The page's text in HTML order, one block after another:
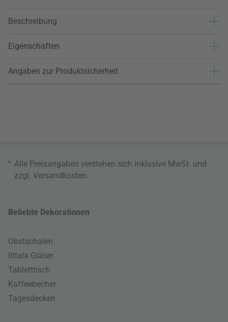
Beschreibung
Eigenschaften
Angaben zur Produktsicherheit
* Alle Preisangaben verstehen sich inklusive MwSt. und
zzgl. Versandkosten
Beliebte Dekorationen
Obstschalen
Iittala Gläser
Tabletttisch
Kaffeebecher
Tagesdecken